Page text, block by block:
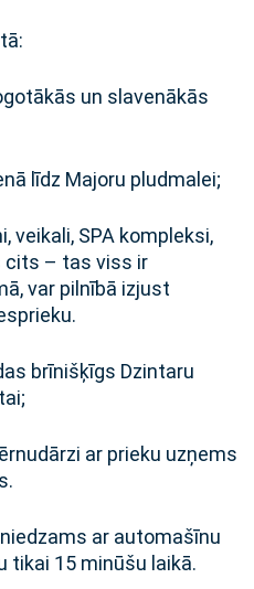
un slavenākās
līdz Majoru pludmalei;
veikali, SPA kompleksi,
cits – tas viss ir
var pilnībā izjust
brīnišķīgs Dzintaru
ar prieku uzņems
ar automašīnu
tikai 15 minūšu laikā.